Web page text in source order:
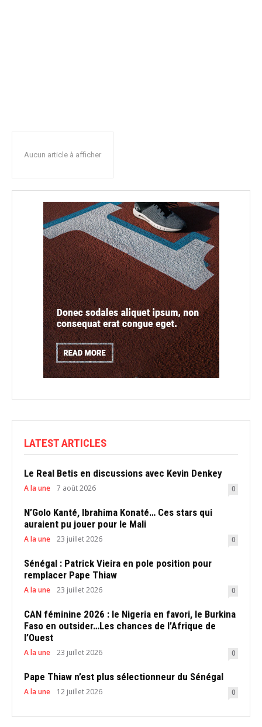
Aucun article à afficher
LATEST ARTICLES
Le Real Betis en discussions avec Kevin Denkey
A la une 7 août 2026 0
N’Golo Kanté, Ibrahima Konaté… Ces stars qui
auraient pu jouer pour le Mali
A la une 23 juillet 2026 0
Sénégal : Patrick Vieira en pole position pour
remplacer Pape Thiaw
A la une 23 juillet 2026 0
CAN féminine 2026 : le Nigeria en favori, le Burkina
Faso en outsider…Les chances de l’Afrique de
l’Ouest
A la une 23 juillet 2026 0
Pape Thiaw n’est plus sélectionneur du Sénégal
A la une 12 juillet 2026 0